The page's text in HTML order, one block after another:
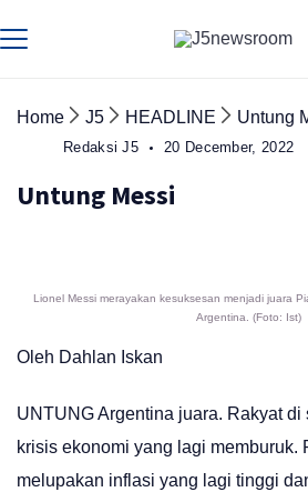
to
Home J5 HEADLINE Untung
Redaksi J5 20 December, 2022
Untung Messi
Lionel Messi merayakan kesuksesan menjadi juara
Argentina. (Foto: Ist)
Oleh Dahlan Iskan
UNTUNG Argentina juara. Rakyat
krisis ekonomi yang lagi memburuk.
melupakan inflasi yang lagi tinggi